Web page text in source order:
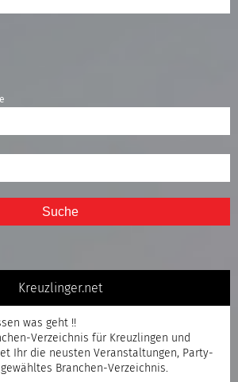
Suche
Kreuzlinger.net
was geht !!
Verzeichnis für Kreuzlingen und
Ihr die neusten Veranstaltungen, Party-
Branchen-Verzeichnis.